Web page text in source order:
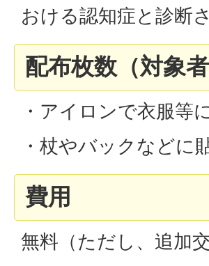
おける認知症と診断
配布枚数（対象
・アイロンで衣服等
・杖やバックなどに
費用
無料（ただし、追加